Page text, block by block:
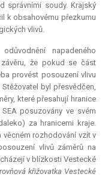
správními soudy. Krajský
k obsahovému přezkumu
vlivů.
napadeného
že pokud se část
provést posouzení vlivu
byl přesvědčen,
které přesahují hranice
posuzovány ve svém
za hranicemi kraje.
rozhodování vzít v
vlivů záměrů na
v blízkosti Vestecké
křižovatka Vestecké